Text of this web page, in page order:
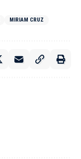
MIRIAM CRUZ